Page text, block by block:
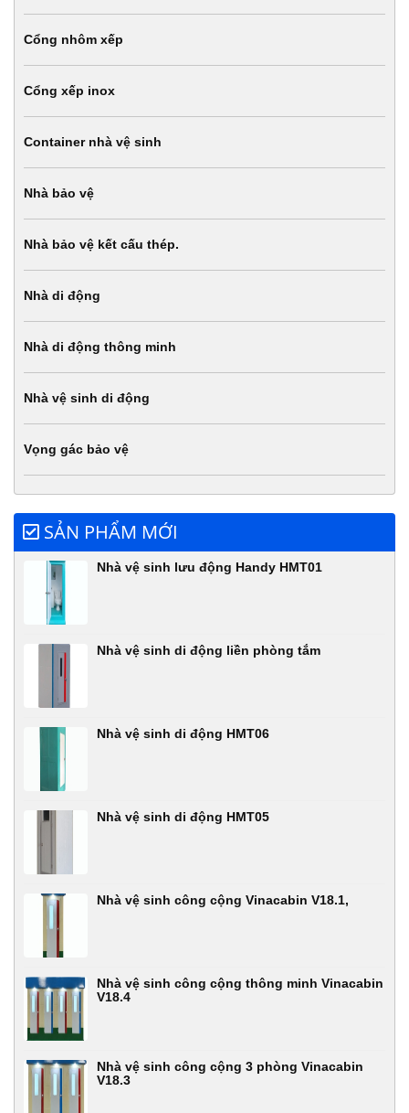
Cổng nhôm xếp
Cổng xếp inox
Container nhà vệ sinh
Nhà bảo vệ
Nhà bảo vệ kết cấu thép.
Nhà di động
Nhà di động thông minh
Nhà vệ sinh di động
Vọng gác bảo vệ
SẢN PHẨM MỚI
Nhà vệ sinh lưu động Handy HMT01
Nhà vệ sinh di động liền phòng tắm
Nhà vệ sinh di động HMT06
Nhà vệ sinh di động HMT05
Nhà vệ sinh công cộng Vinacabin V18.1,
Nhà vệ sinh công cộng thông minh Vinacabin
V18.4
Nhà vệ sinh công cộng 3 phòng Vinacabin
V18.3